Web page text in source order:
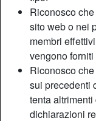
Riconosco
sito web o nei
membri
vengono
Riconosco
sui precedenti
tenta
dichiarazioni
Depilata:
Fumatrice:
Descrizione
Ogni zona vorrei
mia bocca
baci, movimenti di